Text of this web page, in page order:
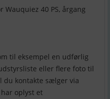
40 PS, årgang
til eksempel en udførlig
eller flere foto til
du kontakte sælger via
oplyst et